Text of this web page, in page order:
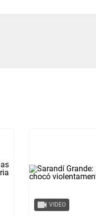
VIDEO